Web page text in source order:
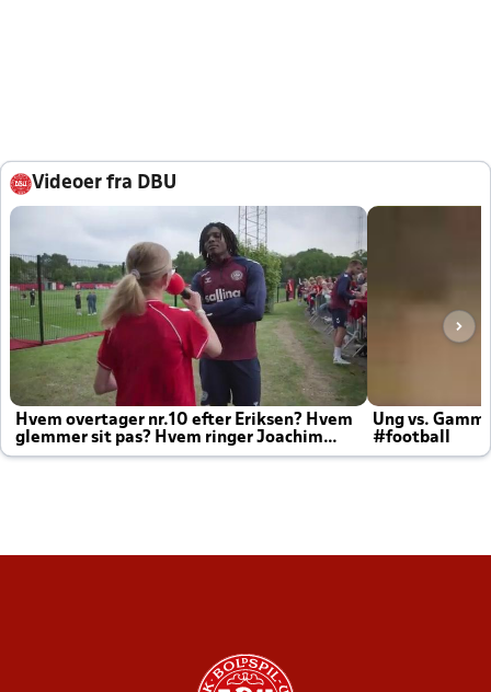
Videoer fra DBU
Hvem overtager nr.10 efter Eriksen? Hvem
glemmer sit pas? Hvem ringer Joachim
altid til efter kampe?
Ung vs.
#football